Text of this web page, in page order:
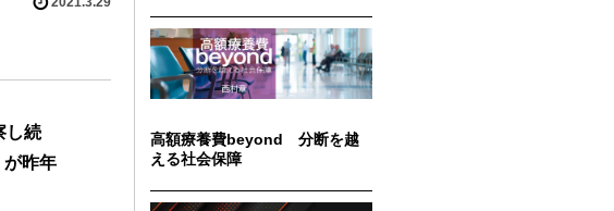
し続
が昨年
高額療養費beyond 分断を越
える社会保障